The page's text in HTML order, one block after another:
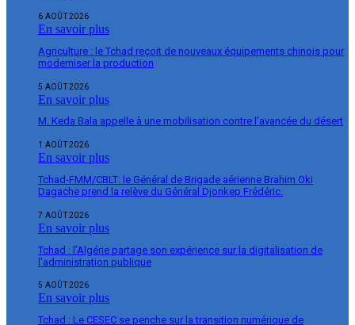
6 AOÛT 2026
En savoir plus
Agriculture : le Tchad reçoit de nouveaux équipements chinois pour
moderniser la production
5 AOÛT 2026
En savoir plus
M. Keda Bala appelle à une mobilisation contre l’avancée du désert
1 AOÛT 2026
En savoir plus
Tchad-FMM/CBLT: le Général de Brigade aérienne Brahim Oki
Dagache prend la relève du Général Djonkep Frédéric.
7 AOÛT 2026
En savoir plus
Tchad : l’Algérie partage son expérience sur la digitalisation de
l’administration publique
5 AOÛT 2026
En savoir plus
Tchad : Le CESEC se penche sur la transition numérique de